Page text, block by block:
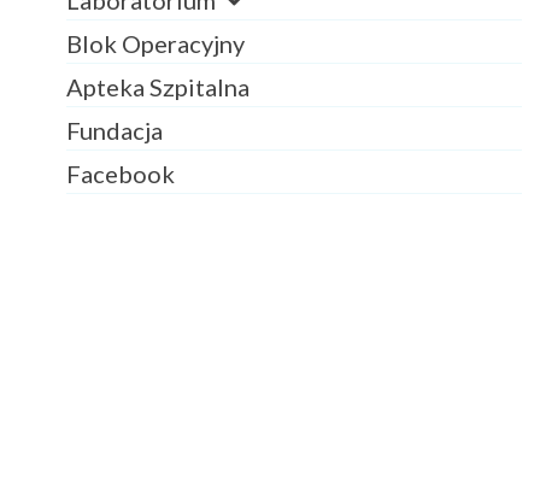
Blok Operacyjny
Apteka Szpitalna
Fundacja
Facebook